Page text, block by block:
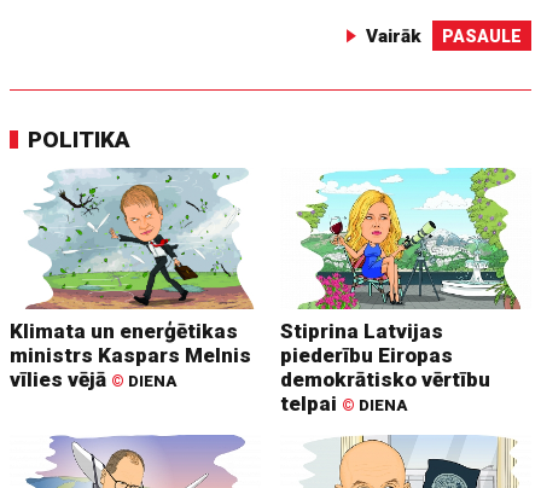
Vairāk PASAULE
POLITIKA
Klimata un enerģētikas
ministrs Kaspars Melnis
vīlies vējā © DIENA
Stiprina Latvijas
piederību Eiropas
demokrātisko vērtību
telpai © DIENA